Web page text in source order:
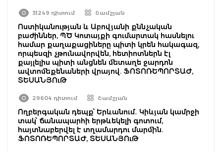
31249 դիտում Շամշյան
Ոստիկանության և Աբովյանի քննչական
բաժիններ, ՊԾ Կոտայքի գումարտակ հասնելու
համար քաղաքացիները պիտի կրեն հակագազ,
որպեսզի չթունավորվեն, հետիոտներն էլ
քայլելիս պիտի անցնեն մետաղե ջարդոն
ավտոմեքենաների վրայով. ՖՈՏՈՌԵՊՈՐՏԱԺ,
ՏԵՍԱՆՅՈւԹ
29604 դիտում Շամշյան
Ողբերգական դեպք՝ Երևանում․ Կիևյան կամրջի
տակ՝ ճանապարհի երթևեկելի գոտում,
հայտնաբերվել է տղամարդու մարմին.
ՖՈՏՈՌԵՊՈՐՏԱԺ, ՏԵՍԱՆՅՈւԹ